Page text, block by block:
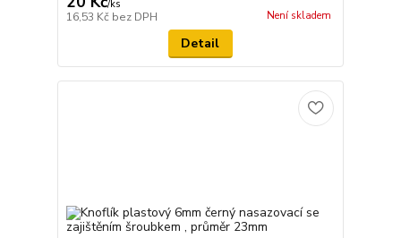
/ks
16,53 Kč bez DPH Není skladem
Detail